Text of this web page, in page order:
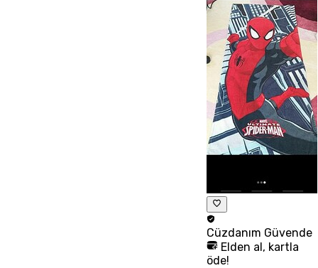
Cüzdanım Güvende
Elden al, kartla
öde!